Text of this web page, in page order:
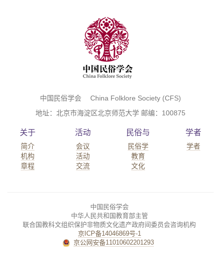
中国民俗学会 China Folklore Society (CFS)
地址：北京市海淀区北京师范大学 邮编：100875
关于
简介
机构
章程
活动
会议
活动
交流
民俗与
民俗学
教育
文化
学者
学者
中国民俗学会
中华人民共和国教育部主管
联合国教科文组织保护非物质文化遗产政府间委员会咨询机构
京ICP备14046869号-1
京公网安备11010602201293